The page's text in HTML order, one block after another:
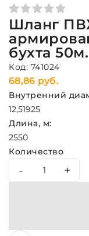
Шланг
бухта 50м.
Код: 741024
68,86 руб.
Внутренний
12,51925
Длина, м:
2550
Количество
- +